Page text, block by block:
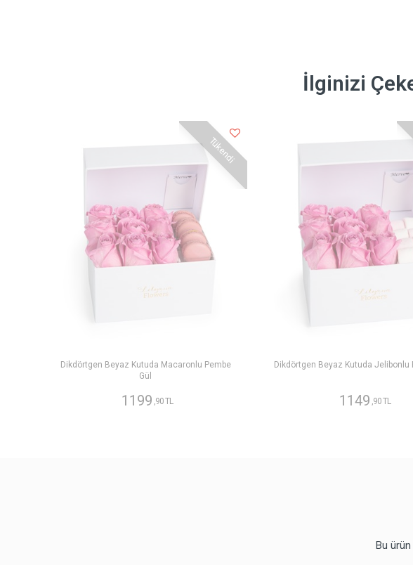
İlginizi
Tükendi
Dikdörtgen Beyaz Kutuda Macaronlu Pembe
Gül
1199 ,90 TL
Dikdörtgen Beyaz Kutuda Jelibonlu
1149 ,90 TL
Bu ürün